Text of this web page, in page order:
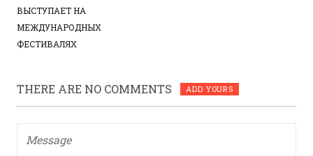
ВЫСТУПАЕТ НА
МЕЖДУНАРОДНЫХ
ФЕСТИВАЛЯХ
THERE ARE NO COMMENTS ADD YOURS